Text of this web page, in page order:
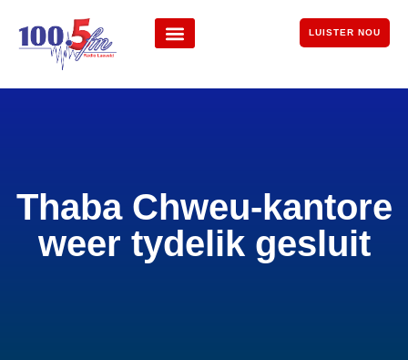
LUISTER NOU
Thaba Chweu-kantore
weer tydelik gesluit